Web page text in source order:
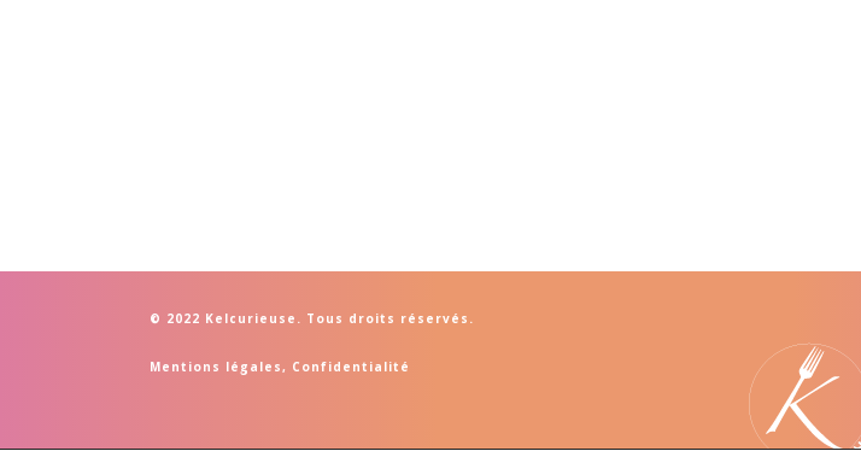
© 2022 Kelcurieuse. Tous droits réservés.
Mentions légales, Confidentialité